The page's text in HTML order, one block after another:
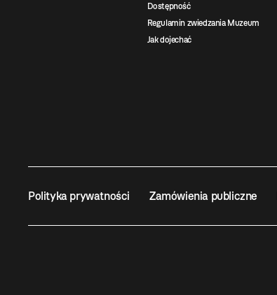
Dostępność
Regulamin zwiedzania Muzeum
Jak dojechać
Polityka prywatności Zamówienia publiczne